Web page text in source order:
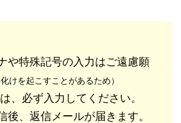
や特殊記号の入力はご遠慮願
化けを起こすことがあるため）
、必ず入力してください。
後、返信メールが届きます。